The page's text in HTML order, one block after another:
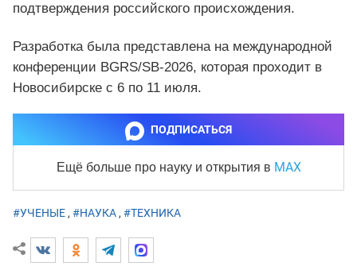
подтверждения российского происхождения.
Разработка была представлена на международной
конференции BGRS/SB-2026, которая проходит в
Новосибирске с 6 по 11 июля.
ПОДПИСАТЬСЯ
Ещё больше про науку и открытия в MAX
#УЧЕНЫЕ, #НАУКА, #ТЕХНИКА